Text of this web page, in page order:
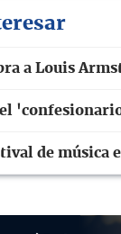
a Louis
de música